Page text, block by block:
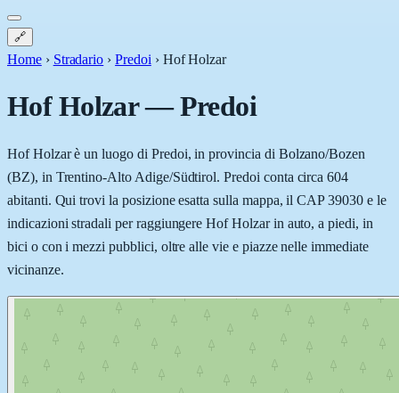
🔗
Home › Stradario › Predoi › Hof Holzar
Hof Holzar—Predoi
Hof Holzar è un luogo di Predoi, in provincia di Bolzano/Bozen
(BZ), in Trentino-Alto Adige/Südtirol. Predoi conta circa 604
abitanti. Qui trovi la posizione esatta sulla mappa, il CAP 39030 e le
indicazioni stradali per raggiungere Hof Holzar in auto, a piedi, in
bici o con i mezzi pubblici, oltre alle vie e piazze nelle immediate
vicinanze.